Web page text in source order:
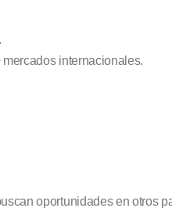
internacionales.
oportunidades en otros